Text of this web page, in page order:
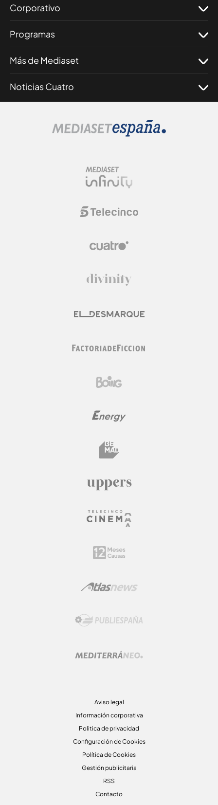
Corporativo
Programas
Más de Mediaset
Noticias Cuatro
Aviso legal
Información corporativa
Politica de privacidad
Configuración de Cookies
Política de Cookies
Gestión publicitaria
RSS
Contacto